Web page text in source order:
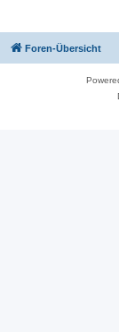
Foren-Übersicht